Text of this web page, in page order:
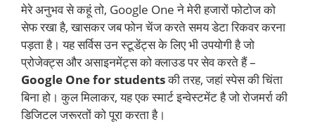
मेरे अनुभव से कहूं तो, Google One ने मेरी हजारों फोटोज को
सेफ रखा है, खासकर जब फोन चेंज करते समय डेटा रिकवर करना
पड़ता है। यह सर्विस उन स्टूडेंट्स के लिए भी उपयोगी है जो
प्रोजेक्ट्स और असाइनमेंट्स को क्लाउड पर सेव करते हैं –
Google One for studentsकी तरह, जहां स्पेस की चिंता
बिना हो। कुल मिलाकर, यह एक स्मार्ट इन्वेस्टमेंट है जो रोजमर्रा की
डिजिटल जरूरतों को पूरा करता है।